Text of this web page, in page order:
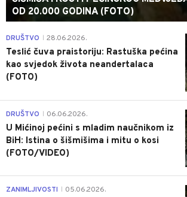
OD 20.000 GODINA (FOTO)
DRUŠTVO 28.06.2026.
Teslić čuva praistoriju: Rastuška pećina
kao svjedok života neandertalaca
(FOTO)
DRUŠTVO 06.06.2026.
U Mićinoj pećini s mladim naučnikom iz
BiH: Istina o šišmišima i mitu o kosi
(FOTO/VIDEO)
ZANIMLJIVOSTI 05.06.2026.